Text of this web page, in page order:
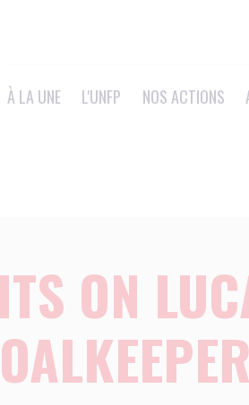
À LA UNE L'UNFP NOS ACTIONS
ON